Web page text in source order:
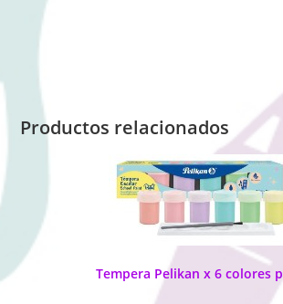
Productos relacionados
Tempera Pelikan x 6 colores